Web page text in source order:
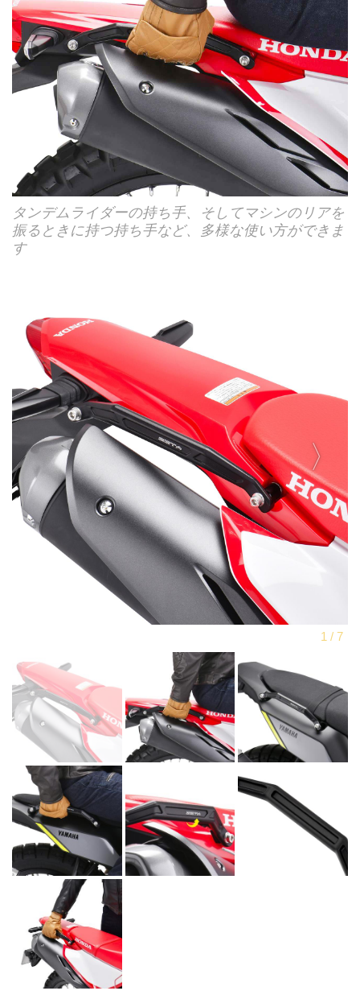
タンデムライダーの持ち手、そしてマシンのリアを
振るときに持つ持ち手など、多様な使い方ができま
す